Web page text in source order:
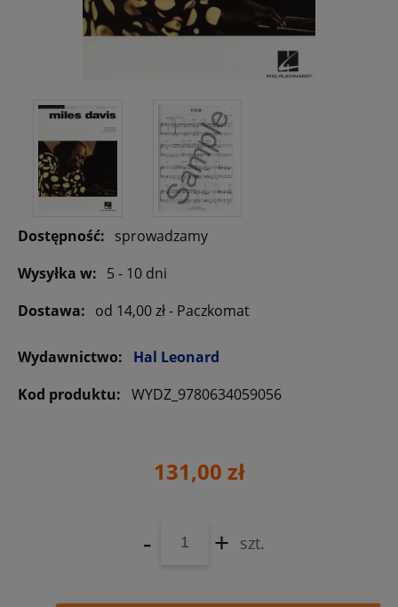
Dostępność: sprowadzamy
Wysyłka w: 5 - 10 dni
Dostawa: od 14,00 zł- Paczkomat
Wydawnictwo:
Hal Leonard
Kod produktu: WYDZ_9780634059056
131,00 zł
- + szt.